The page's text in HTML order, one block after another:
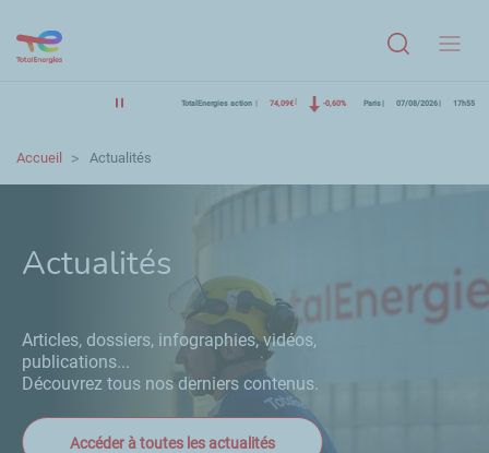
TotalEnergies action 74,09€ -0,60% Paris 07/08/2026 17h55
Accueil Actualités
Actualités
Articles, dossiers, infographies, vidéos,
publications...
Découvrez tous nos derniers contenus.
Accéder à toutes les actualités